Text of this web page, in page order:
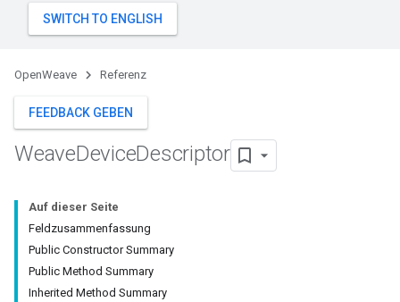
OpenWeave Referenz
FEEDBACK GEBEN
WeaveDeviceDescriptor
Auf dieser Seite
Feldzusammenfassung
Public Constructor Summary
Public Method Summary
Inherited Method Summary